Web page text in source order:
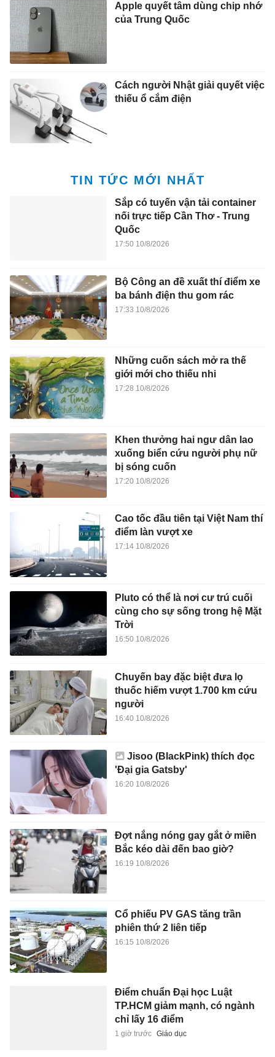
Apple quyết tâm dùng chip nhớ
của Trung Quốc
Cách người Nhật giải quyết việc
thiếu ổ cắm điện
TIN TỨC MỚI NHẤT
Sắp có tuyến vận tải container
nối trực tiếp Cần Thơ - Trung
Quốc
17:50 10/8/2026
Bộ Công an đề xuất thí điểm xe
ba bánh điện thu gom rác
17:33 10/8/2026
Những cuốn sách mở ra thế
giới mới cho thiếu nhi
17:28 10/8/2026
Khen thưởng hai ngư dân lao
xuống biển cứu người phụ nữ
bị sóng cuốn
17:20 10/8/2026
Cao tốc đầu tiên tại Việt Nam thí
điểm làn vượt xe
17:14 10/8/2026
Pluto có thể là nơi cư trú cuối
cùng cho sự sống trong hệ Mặt
Trời
16:50 10/8/2026
Chuyến bay đặc biệt đưa lọ
thuốc hiếm vượt 1.700 km cứu
người
16:40 10/8/2026
Jisoo (BlackPink) thích đọc
'Đại gia Gatsby'
16:20 10/8/2026
Đợt nắng nóng gay gắt ở miền
Bắc kéo dài đến bao giờ?
16:19 10/8/2026
Cổ phiếu PV GAS tăng trần
phiên thứ 2 liên tiếp
16:15 10/8/2026
Điểm chuẩn Đại học Luật
TP.HCM giảm mạnh, có ngành
chỉ lấy 16 điểm
1 giờ trước Giáo dục